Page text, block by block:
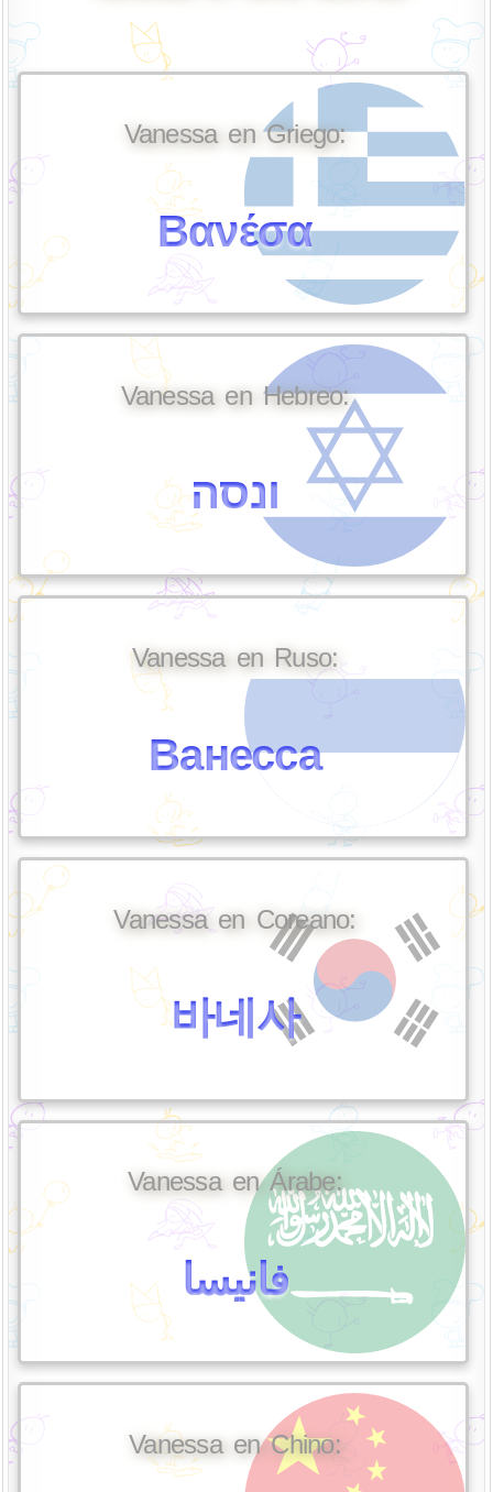
Vanessa en Griego:
Βανέσα
Vanessa en Hebreo:
ונסה
Vanessa en Ruso:
Ванесса
Vanessa en Coreano:
바네사
Vanessa en Árabe:
فانيسا
Vanessa en Chino: